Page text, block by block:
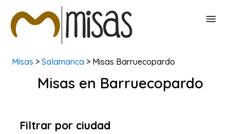
BUSCAR MISAS
Misas > Salamanca > Misas Barruecopardo
Misas en Barruecopardo
Filtrar por ciudad